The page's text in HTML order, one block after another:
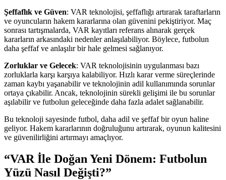
Şeffaflık ve Güven: VAR teknolojisi, şeffaflığı artırarak taraftarların
ve oyuncuların hakem kararlarına olan güvenini pekiştiriyor. Maç
sonrası tartışmalarda, VAR kayıtları referans alınarak gerçek
kararların arkasındaki nedenler anlaşılabiliyor. Böylece, futbolun
daha şeffaf ve anlaşılır bir hale gelmesi sağlanıyor.
Zorluklar ve Gelecek: VAR teknolojisinin uygulanması bazı
zorluklarla karşı karşıya kalabiliyor. Hızlı karar verme süreçlerinde
zaman kaybı yaşanabilir ve teknolojinin adil kullanımında sorunlar
ortaya çıkabilir. Ancak, teknolojinin sürekli gelişimi ile bu sorunlar
aşılabilir ve futbolun geleceğinde daha fazla adalet sağlanabilir.
Bu teknoloji sayesinde futbol, daha adil ve şeffaf bir oyun haline
geliyor. Hakem kararlarının doğruluğunu artırarak, oyunun kalitesini
ve güvenilirliğini artırmayı amaçlıyor.
“VAR İle Doğan Yeni Dönem: Futbolun
Yüzü Nasıl Değişti?”